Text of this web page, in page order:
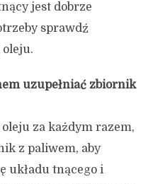
jest dobrze
sprawdź
uzupełniać zbiornik
za każdym razem,
z paliwem, aby
układu tnącego i